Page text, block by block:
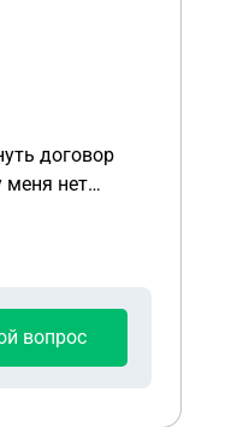
договор
должны
вопрос